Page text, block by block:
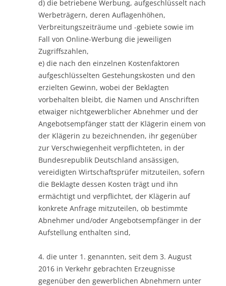
d) die betriebene Werbung, aufgeschlüsselt nach
Werbeträgern, deren Auflagenhöhen,
Verbreitungszeiträume und -gebiete sowie im
Fall von Online-Werbung die jeweiligen
Zugriffszahlen,
e) die nach den einzelnen Kostenfaktoren
aufgeschlüsselten Gestehungskosten und den
erzielten Gewinn, wobei der Beklagten
vorbehalten bleibt, die Namen und Anschriften
etwaiger nichtgewerblicher Abnehmer und der
Angebotsempfänger statt der Klägerin einem von
der Klägerin zu bezeichnenden, ihr gegenüber
zur Verschwiegenheit verpflichteten, in der
Bundesrepublik Deutschland ansässigen,
vereidigten Wirtschaftsprüfer mitzuteilen, sofern
die Beklagte dessen Kosten trägt und ihn
ermächtigt und verpflichtet, der Klägerin auf
konkrete Anfrage mitzuteilen, ob bestimmte
Abnehmer und/oder Angebotsempfänger in der
Aufstellung enthalten sind,
4. die unter 1. genannten, seit dem 3. August
2016 in Verkehr gebrachten Erzeugnisse
gegenüber den gewerblichen Abnehmern unter